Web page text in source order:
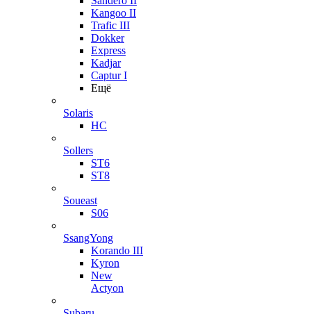
Kangoo II
Trafic III
Dokker
Express
Kadjar
Captur I
Ещё
Solaris
HC
Sollers
ST6
ST8
Soueast
S06
SsangYong
Korando III
Kyron
New
Actyon